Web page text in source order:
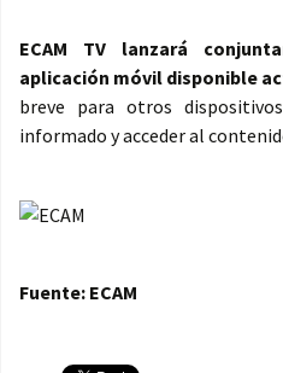
ECAM TV lanzará
aplicación móvil disponible
breve para otros
informado y acceder al
Fuente: ECAM